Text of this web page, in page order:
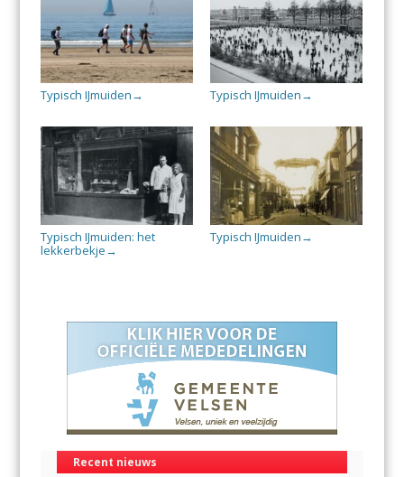
Typisch IJmuiden → Typisch IJmuiden →
Typisch IJmuiden: het
lekkerbekje →
Typisch IJmuiden →
Recent nieuws